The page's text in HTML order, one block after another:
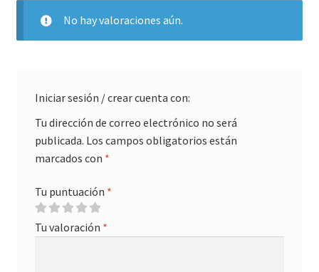
No hay valoraciones aún.
Iniciar sesión / crear cuenta con:
Tu dirección de correo electrónico no será
publicada. Los campos obligatorios están
marcados con *
Tu puntuación *
Tu valoración *